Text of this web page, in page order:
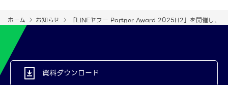
ホーム お知らせ 「LINEヤフー Partner Award 2025H2」を開催し、受
資料ダウンロード